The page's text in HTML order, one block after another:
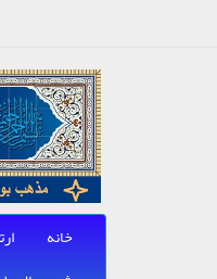
خانه